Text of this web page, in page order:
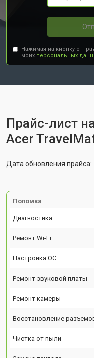
Нажимая на кнопку
моих персональных
Прайс-лист
Acer
Дата обновления прайса:
Поломка
Диагностика
Ремонт Wi-Fi
Настройка ОС
Ремонт звуковой платы
Ремонт камеры
Восстановление
Чистка от пыли